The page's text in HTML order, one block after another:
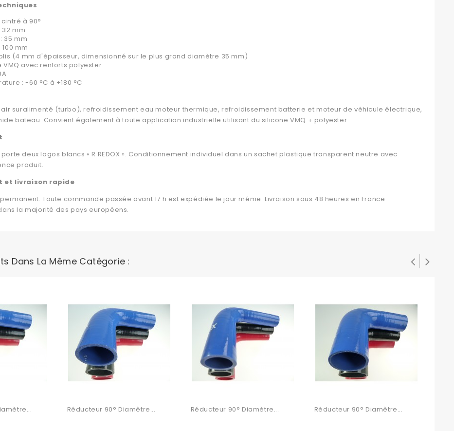
à 90°
32 mm
35 mm
mm
(4 mm d'épaisseur, dimensionné sur le plus grand diamètre 35 mm)
VMQ avec renforts polyester
: -60 °C à +180 °C
suralimenté (turbo), refroidissement eau moteur thermique, refroidissement batterie et moteur de véhicule électrique,
bateau. Convient également à toute application industrielle utilisant du silicone VMQ + polyester.
deux logos blancs « R REDOX ». Conditionnement individuel dans un sachet plastique transparent neutre avec
produit.
et livraison rapide
Toute commande passée avant 17 h est expédiée le jour même. Livraison sous 48 heures en France
la majorité des pays européens.
Dans La Même Catégorie :
Réducteur 90° Diamètre... Réducteur 90° Diamètre... Réducteur 90° Diamètre...